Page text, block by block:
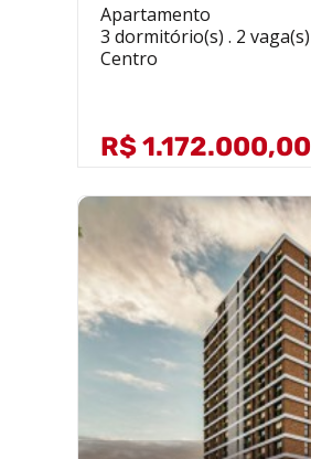
Apartamento
3 dormitório(s) . 2 vaga(s)
Centro
R$ 1.172.000,00